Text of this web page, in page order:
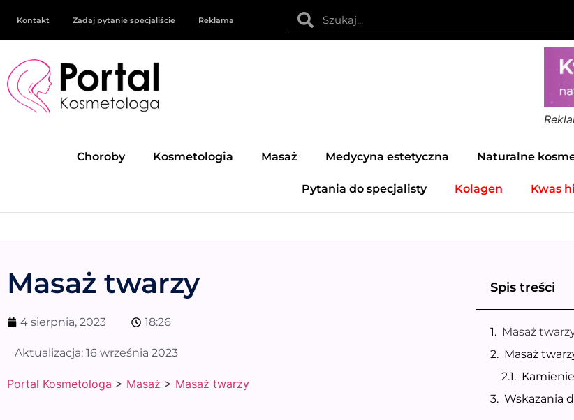
Kontakt Zadaj pytanie specjaliście Reklama
Choroby Kosmetologia Masaż Medycyna estetyczna Naturalne
Pytania do specjalisty Kolagen Kwas
Masaż twarzy
4 sierpnia, 2023 18:26
Aktualizacja: 16 września 2023
Portal Kosmetologa > Masaż > Masaż twarzy
Spis treści
Masaż
Masaż
Wskazania